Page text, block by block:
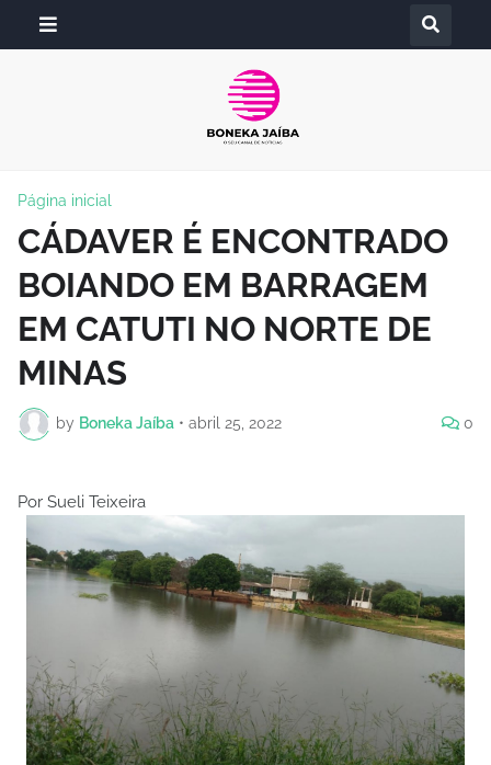
Página inicial
CÁDAVER É ENCONTRADO
BOIANDO EM BARRAGEM
EM CATUTI NO NORTE DE
MINAS
by Boneka Jaíba • abril 25, 2022 0
Por Sueli Teixeira